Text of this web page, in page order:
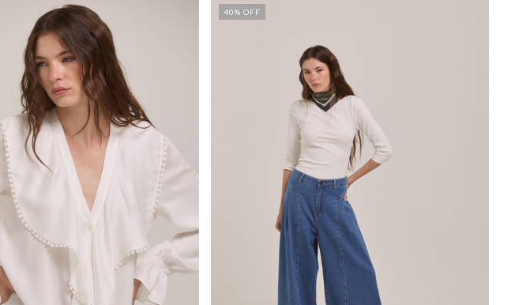
40% OFF